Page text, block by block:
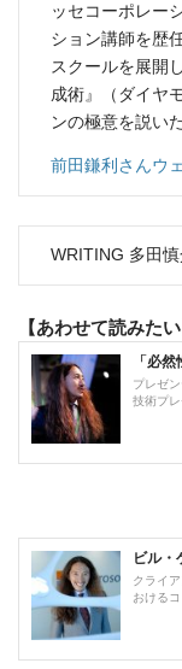
ッセコーポレー
ション講師を歴
スクールを展開
成術』（ダイヤ
ンの極意を説い
前田鎌利さんウ
WRITING 多田
【あわせて読みたい